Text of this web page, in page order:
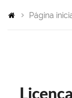
Página